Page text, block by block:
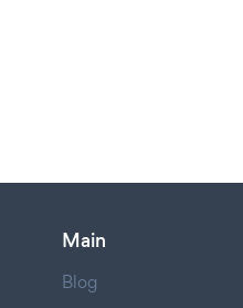
Main
Blog